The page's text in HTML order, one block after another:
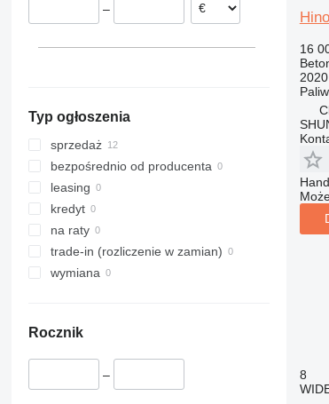
–
Typ ogłoszenia
sprzedaż
bezpośrednio od producenta
leasing
kredyt
na raty
trade-in (rozliczenie w zamian)
wymiana
Rocznik
–
16
2020
8